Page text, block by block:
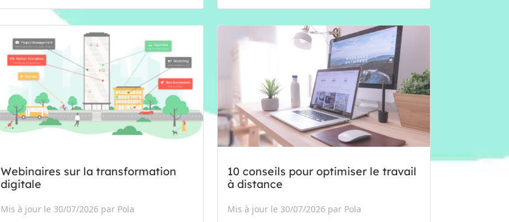
Webinaires sur la transformation
digitale
Mis à jour le 30/07/2026 par Pola
10 conseils pour optimiser le travail
à distance
Mis à jour le 30/07/2026 par Pola